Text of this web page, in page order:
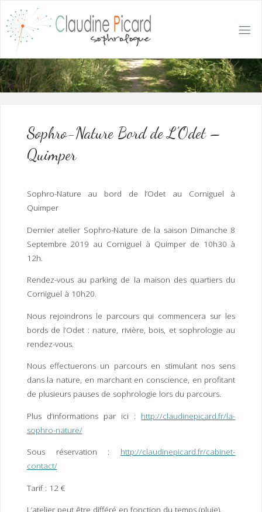
content
DIN
E PI
CAR
D :
/
PH R
HY
A PE
UTE
ER
Sophro-Nature Bord de L’Odet –
Quimper
Sophro-Nature au bord de l’Odet au Corniguel à
Quimper
Dernier atelier Sophro-Nature de la saison Dimanche 8
Septembre 2019 au Corniguel à Quimper de 10h30 à
12h.
Rendez-vous au parking de la maison des quartiers du
Corniguel à 10h20.
Nous rejoindrons le parcours qui commencera sur les
bords de l’Odet : nature, rivière, bois, et sophrologie au
rendez-vous.
Nous effectuerons un parcours en stimulant nos sens
dans la nature, en marchant en conscience, en profitant
de plusieurs pauses de sophrologie lors du parcours.
Plus d’informations par ici : http://claudinepicard.fr/la-
sophro-nature/
Sous réservation : http://claudinepicard.fr/cabinet-
contact/
Tarif : 12 €